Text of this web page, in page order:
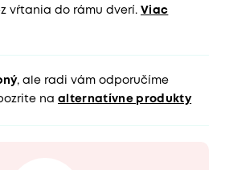
vŕtania do rámu dverí. Viac
, ale radi vám odporučíme
na alternatívne produkty